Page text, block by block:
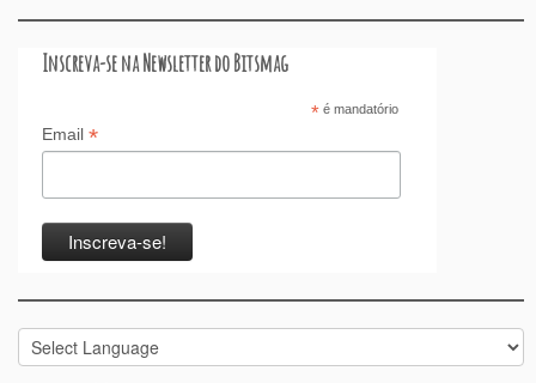
Inscreva-se na Newsletter do Bitsmag
*é mandatório
Email *